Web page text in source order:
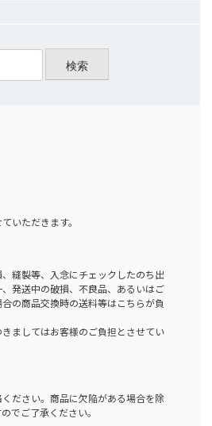
検索
いただきます。
縫製等、入念にチェックしたのち出
発送中の破損、不良品、あるいはご
の商品交換時の送料等はこちらが負
ましてはお客様のご負担とさせてい
ださい。商品に欠陥がある場合を除
でご了承ください。